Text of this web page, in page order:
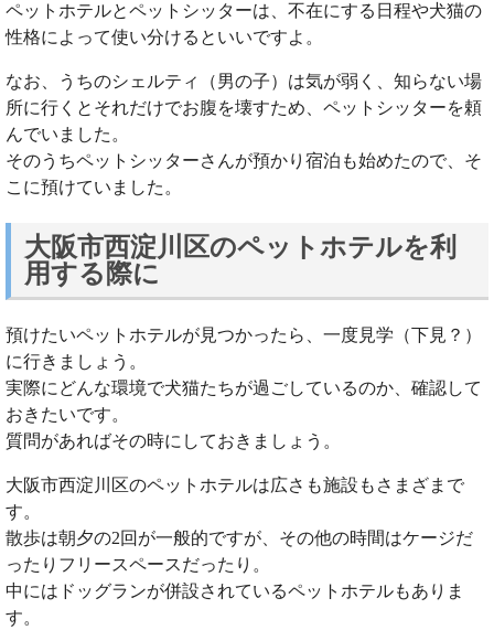
ペットホテルとペットシッターは、不在にする日程や犬猫の
性格によって使い分けるといいですよ。
なお、うちのシェルティ（男の子）は気が弱く、知らない場
所に行くとそれだけでお腹を壊すため、ペットシッターを頼
んでいました。
そのうちペットシッターさんが預かり宿泊も始めたので、そ
こに預けていました。
大阪市西淀川区のペットホテルを利
用する際に
預けたいペットホテルが見つかったら、一度見学（下見？）
に行きましょう。
実際にどんな環境で犬猫たちが過ごしているのか、確認して
おきたいです。
質問があればその時にしておきましょう。
大阪市西淀川区のペットホテルは広さも施設もさまざまで
す。
散歩は朝夕の2回が一般的ですが、その他の時間はケージだ
ったりフリースペースだったり。
中にはドッグランが併設されているペットホテルもありま
す。